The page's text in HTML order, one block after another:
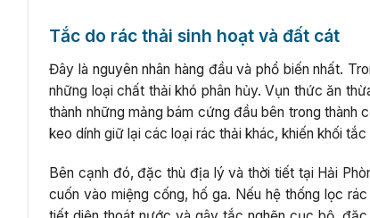
Tắc do rác thải sinh hoạt và đất cát
Đây là nguyên nhân hàng đầu và phổ biến nhất.
những loại chất thải khó phân hủy. Vụn thức ăn
thành những mảng bám cứng đầu bên trong
keo dính giữ lại các loại rác thải khác, khiến khối
Bên cạnh đó, đặc thù địa lý và thời tiết tại Hải
cuốn vào miệng cống, hố ga. Nếu hệ thống lọc